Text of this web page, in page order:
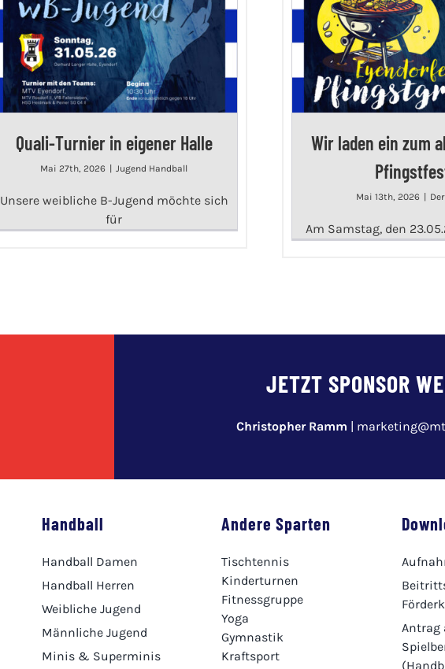
Quali-Turnier in eigener Halle
Mai 27th, 2026 Jugend Handball
Unsere weibliche B-Jugend möchte sich
für
Wir laden ein zum
Mai 13th, 2026
Am Samstag, den
JETZT SPONSOR
Christopher Ramm
Handball
Handball Damen
Handball Herren
Weibliche Jugend
Männliche Jugend
Minis & Superminis
Andere Sparten
Tischtennis
Kinderturnen
Fitnessgruppe
Yoga
Gymnastik
Kraftsport
Antrag